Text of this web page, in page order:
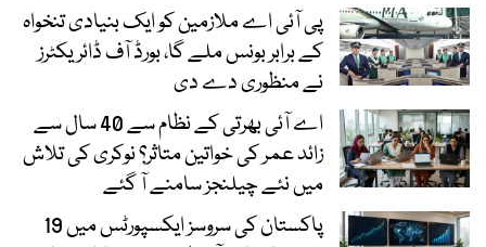
پی آئی اے ملازمین کو ایک بنیادی تنخواہ
کے برابر بونس ملے گا، بورڈ آف ڈائریکٹرز
نے منظوری دے دی
اے آئی بھرتی کے نظام سے 40 سال سے
زائد عمر کی خواتین متاثر؟ نوکری کی تلاش
میں نئے چیلنجز سامنے آ گئے
پاکستان کی سروسز ایکسپورٹس میں 19